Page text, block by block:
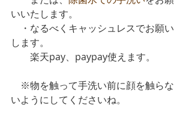
いいたします。
・なるべくキャッシュレスでお願い
します。
楽天pay、paypay使えます。
※物を触って手洗い前に顔を触らな
いようにしてくださいね。